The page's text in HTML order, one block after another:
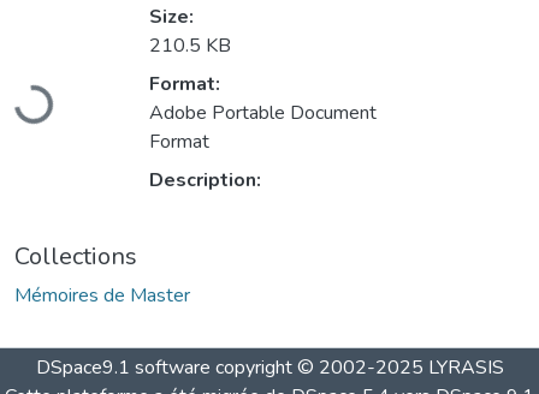
Loading...
Size:
210.5 KB
Format:
Adobe Portable Document
Format
Description:
Collections
Mémoires de Master
DSpace9.1 software copyright © 2002-2025 LYRASIS